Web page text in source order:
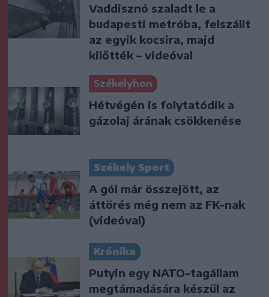
Vaddisznó szaladt le a
budapesti metróba, felszállt
az egyik kocsira, majd
kilőtték – videóval
Székelyhon
Hétvégén is folytatódik a
gázolaj árának csökkenése
Székely Sport
A gól már összejött, az
áttörés még nem az FK-nak
(videóval)
Krónika
Putyin egy NATO-tagállam
megtámadására készül az